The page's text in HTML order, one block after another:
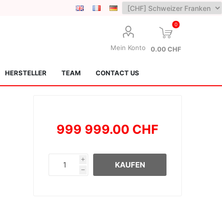
Mein Konto
0
0.00 CHF
HERSTELLER TEAM CONTACT US
999 999.00 CHF
i
h
KAUFEN